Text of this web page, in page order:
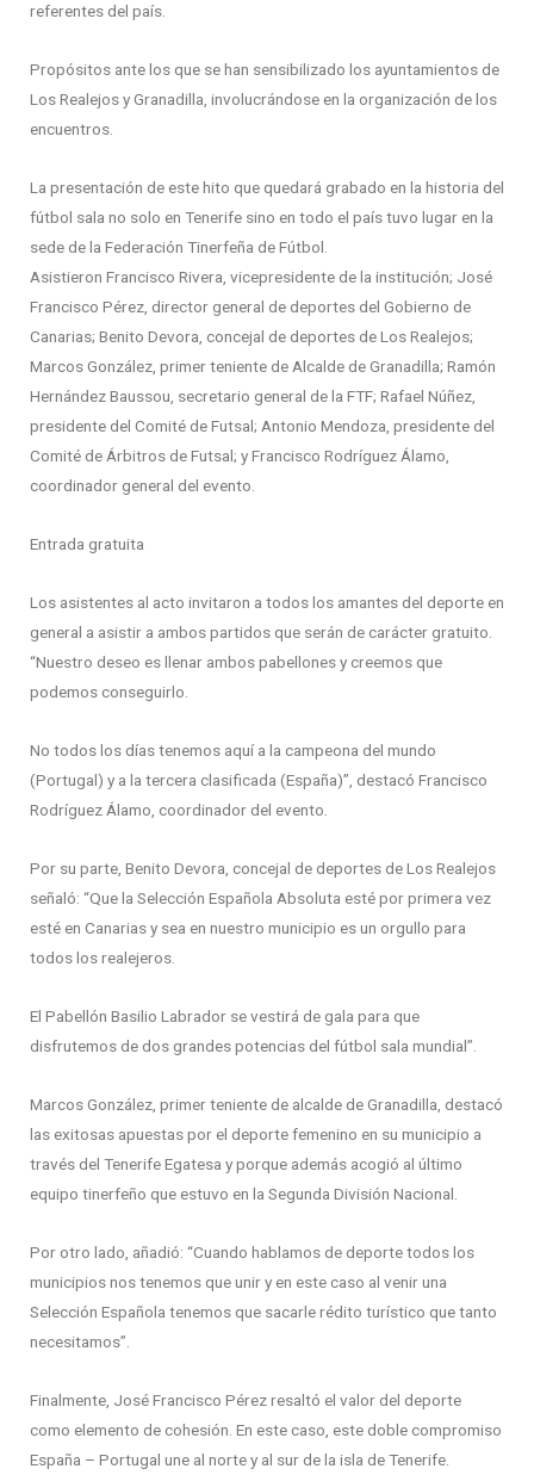
referentes del país.
Propósitos ante los que se han sensibilizado los ayuntamientos de
Los Realejos y Granadilla, involucrándose en la organización de los
encuentros.
La presentación de este hito que quedará grabado en la historia del
fútbol sala no solo en Tenerife sino en todo el país tuvo lugar en la
sede de la Federación Tinerfeña de Fútbol.
Asistieron Francisco Rivera, vicepresidente de la institución; José
Francisco Pérez, director general de deportes del Gobierno de
Canarias; Benito Devora, concejal de deportes de Los Realejos;
Marcos González, primer teniente de Alcalde de Granadilla; Ramón
Hernández Baussou, secretario general de la FTF; Rafael Núñez,
presidente del Comité de Futsal; Antonio Mendoza, presidente del
Comité de Árbitros de Futsal; y Francisco Rodríguez Álamo,
coordinador general del evento.
Entrada gratuita
Los asistentes al acto invitaron a todos los amantes del deporte en
general a asistir a ambos partidos que serán de carácter gratuito.
“Nuestro deseo es llenar ambos pabellones y creemos que
podemos conseguirlo.
No todos los días tenemos aquí a la campeona del mundo
(Portugal) y a la tercera clasificada (España)”, destacó Francisco
Rodríguez Álamo, coordinador del evento.
Por su parte, Benito Devora, concejal de deportes de Los Realejos
señaló: “Que la Selección Española Absoluta esté por primera vez
esté en Canarias y sea en nuestro municipio es un orgullo para
todos los realejeros.
El Pabellón Basilio Labrador se vestirá de gala para que
disfrutemos de dos grandes potencias del fútbol sala mundial”.
Marcos González, primer teniente de alcalde de Granadilla, destacó
las exitosas apuestas por el deporte femenino en su municipio a
través del Tenerife Egatesa y porque además acogió al último
equipo tinerfeño que estuvo en la Segunda División Nacional.
Por otro lado, añadió: “Cuando hablamos de deporte todos los
municipios nos tenemos que unir y en este caso al venir una
Selección Española tenemos que sacarle rédito turístico que tanto
necesitamos”.
Finalmente, José Francisco Pérez resaltó el valor del deporte
como elemento de cohesión. En este caso, este doble compromiso
España – Portugal une al norte y al sur de la isla de Tenerife.